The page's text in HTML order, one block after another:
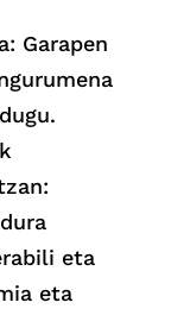
Garapen
eta
eta